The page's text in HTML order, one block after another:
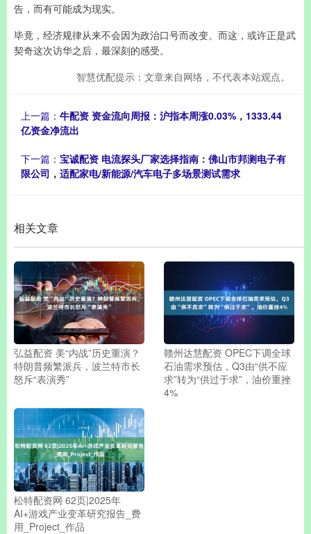
告，而有可能成为现实。
毕竟，经济规律从来不会因为政治口号而改变。而这，或许正是武
契奇这次访华之后，最深刻的感受。
智慧优配提示：文章来自网络，不代表本站观点。
上一篇： 牛配资 资金流向周报：沪指本周涨0.03%，1333.44
亿资金净流出
下一篇： 宝诚配资 电流探头厂家选择指南：佛山市邦测电子有
限公司，适配家电/新能源/汽车电子多场景测试需求
相关文章
弘益配资 美“内战”历史重演？
特朗普频繁派兵，波兰特市长
怒斥“表演秀”
赣州达慧配资 OPEC下调全球
石油需求预估，Q3由“供不应
求”转为“供过于求”，油价重挫
4%
松特配资网 62页|2025年
AI+游戏产业变革研究报告_费
用_Project_作品